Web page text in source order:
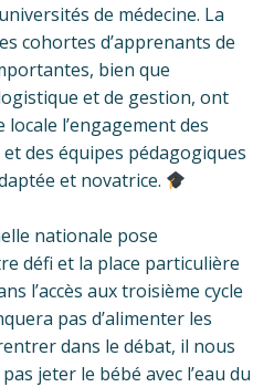
de médecine. La
cohortes d’apprenants de
bien que
et de gestion, ont
locale l’engagement des
des équipes pédagogiques
et novatrice.
nationale pose
défi et la place particulière
l’accès aux troisième cycle
pas d’alimenter les
dans le débat, il nous
jeter le bébé avec l’eau du